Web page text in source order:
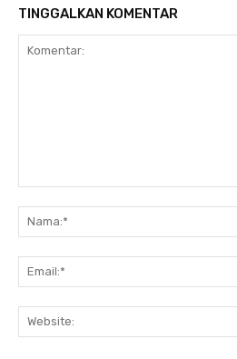
TINGGALKAN KOMENTAR